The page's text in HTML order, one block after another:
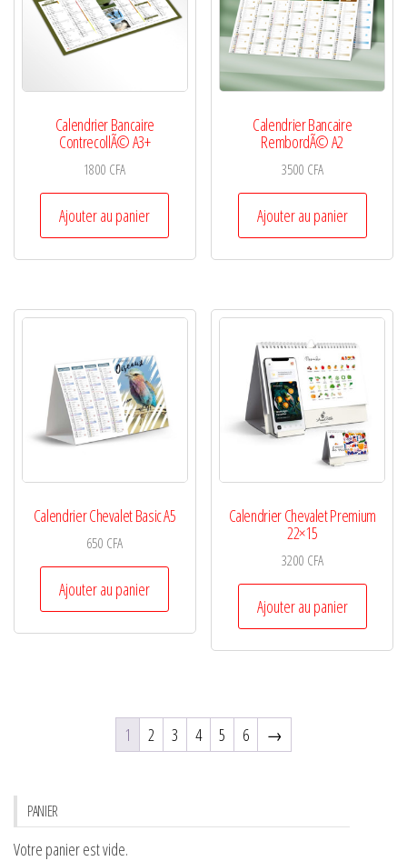
Calendrier Bancaire
ContrecollÃ© A3+
1800 CFA
Ajouter au panier
Calendrier Bancaire
RembordÃ© A2
3500 CFA
Ajouter au panier
Calendrier Chevalet Basic A5
650 CFA
Ajouter au panier
Calendrier Chevalet Premium
22×15
3200 CFA
Ajouter au panier
1 2 3 4 5 6 →
PANIER
Votre panier est vide.